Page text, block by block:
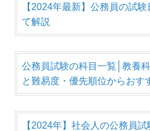
【2024年最新】公務員の試
て解説
公務員試験の科目一覧│教養
と難易度・優先順位からおす
【2024年】社会人の公務員